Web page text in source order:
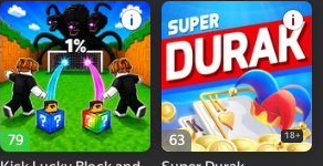
79
63 18+